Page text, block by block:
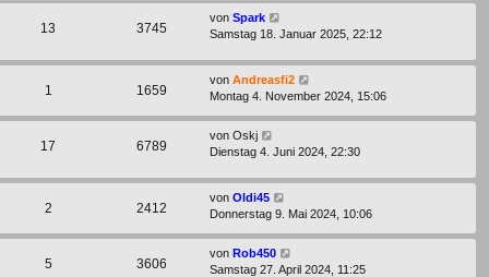
13 3745
von Spark
Samstag 18. Januar 2025, 22:12
1 1659
von Andreasfi2
Montag 4. November 2024, 15:06
17 6789
von Oskj
Dienstag 4. Juni 2024, 22:30
2 2412
von Oldi45
Donnerstag 9. Mai 2024, 10:06
5 3606
von Rob450
Samstag 27. April 2024, 11:25